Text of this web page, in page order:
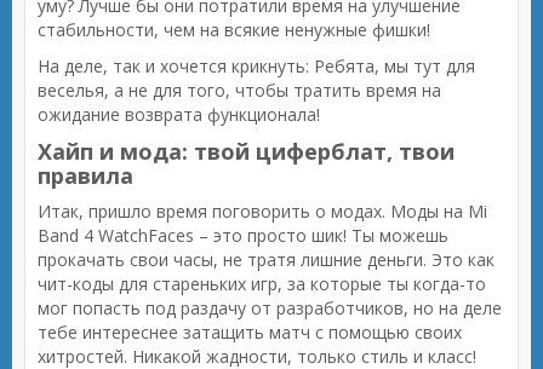
уму? Лучше бы они потратили время на улучшение
стабильности, чем на всякие ненужные фишки!
На деле, так и хочется крикнуть: Ребята, мы тут для
веселья, а не для того, чтобы тратить время на
ожидание возврата функционала!
Хайп и мода: твой циферблат, твои
правила
Итак, пришло время поговорить о модах. Моды на Mi
Band 4 WatchFaces – это просто шик! Ты можешь
прокачать свои часы, не тратя лишние деньги. Это как
чит-коды для стареньких игр, за которые ты когда-то
мог попасть под раздачу от разработчиков, но на деле
тебе интереснее затащить матч с помощью своих
хитростей. Никакой жадности, только стиль и класс!